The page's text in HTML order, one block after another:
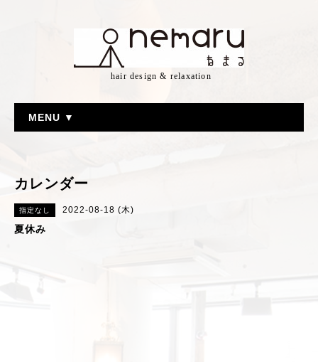
hair design & relaxation
MENU ▼
カレンダー
指定なし 2022-08-18 (木)
夏休み